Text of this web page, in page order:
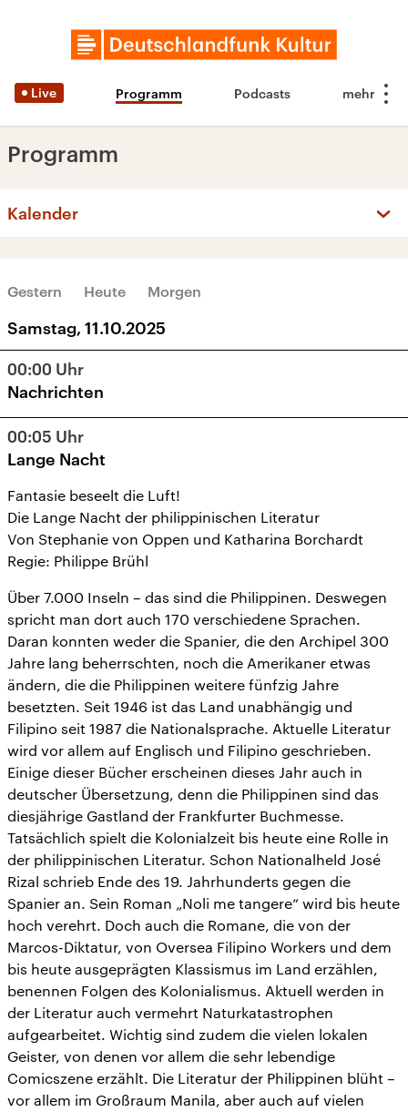
Live Programm Podcasts
Programm
Kalender
Mo Di Mi Do
6
Gestern Heute Morgen
Samstag, 11.10.2025
00:00 Uhr
Nachrichten
00:05 Uhr
Lange Nacht
Fantasie beseelt die Luft!
Die Lange Nacht der philippinischen Literatur
Von Stephanie von Oppen und Katharina Borchardt
Regie: Philippe Brühl
Über 7.000 Inseln – das sind die Philippinen. Deswegen
spricht man dort auch 170 verschiedene Sprachen.
Daran konnten weder die Spanier, die den Archipel 300
Jahre lang beherrschten, noch die Amerikaner etwas
ändern, die die Philippinen weitere fünfzig Jahre
besetzten. Seit 1946 ist das Land unabhängig und
Filipino seit 1987 die Nationalsprache. Aktuelle Literatur
wird vor allem auf Englisch und Filipino geschrieben.
Einige dieser Bücher erscheinen dieses Jahr auch in
deutscher Übersetzung, denn die Philippinen sind das
diesjährige Gastland der Frankfurter Buchmesse.
Tatsächlich spielt die Kolonialzeit bis heute eine Rolle in
der philippinischen Literatur. Schon Nationalheld José
Rizal schrieb Ende des 19. Jahrhunderts gegen die
Spanier an. Sein Roman „Noli me tangere“ wird bis heute
hoch verehrt. Doch auch die Romane, die von der
Marcos-Diktatur, von Oversea Filipino Workers und dem
bis heute ausgeprägten Klassismus im Land erzählen,
benennen Folgen des Kolonialismus. Aktuell werden in
der Literatur auch vermehrt Naturkatastrophen
aufgearbeitet. Wichtig sind zudem die vielen lokalen
Geister, von denen vor allem die sehr lebendige
Comicszene erzählt. Die Literatur der Philippinen blüht –
vor allem im Großraum Manila, aber auch auf vielen